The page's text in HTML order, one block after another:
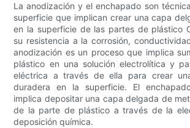
La anodización y el enchapado son
superficie que implican crear una capa
en la superficie de las partes de plástico
su resistencia a la corrosión,
anodización es un proceso que implica
plástico en una solución electrolítica y
eléctrica a través de ella para crear
duradera en la superficie. El
implica depositar una capa delgada de
de la parte de plástico a través de la
deposición química.